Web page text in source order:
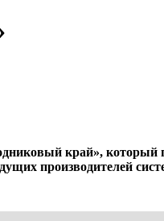
край», который
производителей